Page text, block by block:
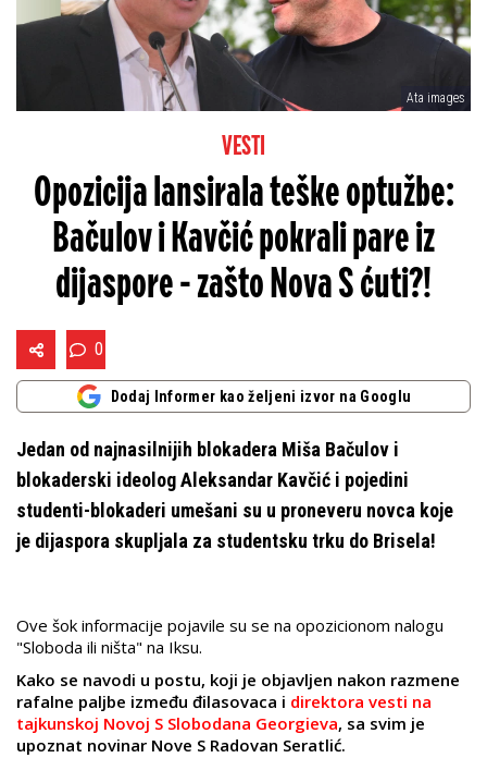
Ata images
VESTI
Opozicija lansirala teške optužbe:
Bačulov i Kavčić pokrali pare iz
dijaspore - zašto Nova S ćuti?!
0
Dodaj Informer kao željeni izvor na Googlu
Jedan od najnasilnijih blokadera Miša Bačulov i
blokaderski ideolog Aleksandar Kavčić i pojedini
studenti-blokaderi umešani su u proneveru novca koje
je dijaspora skupljala za studentsku trku do Brisela!
Ove šok informacije pojavile su se na opozicionom nalogu
"Sloboda ili ništa" na Iksu.
Kako se navodi u postu, koji je objavljen nakon razmene
rafalne paljbe između đilasovaca i direktora vesti na
tajkunskoj Novoj S Slobodana Georgieva, sa svim je
upoznat novinar Nove S Radovan Seratlić.